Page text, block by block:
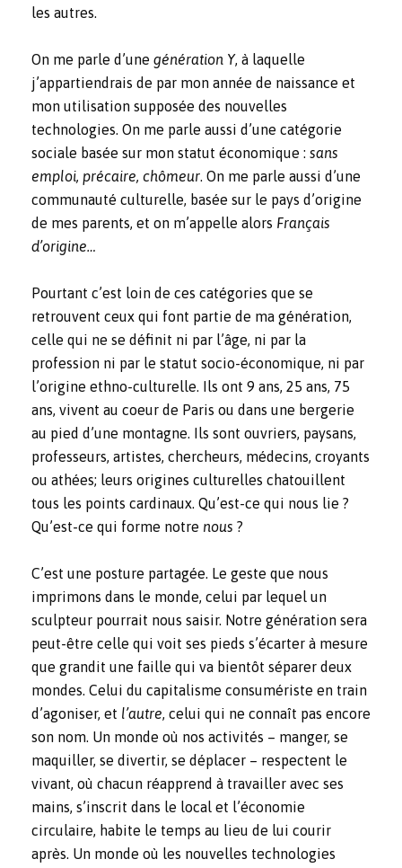
les autres.
On me parle d’une génération Y, à laquelle
j’appartiendrais de par mon année de naissance et
mon utilisation supposée des nouvelles
technologies. On me parle aussi d’une catégorie
sociale basée sur mon statut économique : sans
emploi, précaire, chômeur. On me parle aussi d’une
communauté culturelle, basée sur le pays d’origine
de mes parents, et on m’appelle alors Français
d’origine…
Pourtant c’est loin de ces catégories que se
retrouvent ceux qui font partie de ma génération,
celle qui ne se définit ni par l’âge, ni par la
profession ni par le statut socio-économique, ni par
l’origine ethno-culturelle. Ils ont 9 ans, 25 ans, 75
ans, vivent au coeur de Paris ou dans une bergerie
au pied d’une montagne. Ils sont ouvriers, paysans,
professeurs, artistes, chercheurs, médecins, croyants
ou athées; leurs origines culturelles chatouillent
tous les points cardinaux. Qu’est-ce qui nous lie ?
Qu’est-ce qui forme notre nous ?
C’est une posture partagée. Le geste que nous
imprimons dans le monde, celui par lequel un
sculpteur pourrait nous saisir. Notre génération sera
peut-être celle qui voit ses pieds s’écarter à mesure
que grandit une faille qui va bientôt séparer deux
mondes. Celui du capitalisme consumériste en train
d’agoniser, et l’autre, celui qui ne connaît pas encore
son nom. Un monde où nos activités – manger, se
maquiller, se divertir, se déplacer – respectent le
vivant, où chacun réapprend à travailler avec ses
mains, s’inscrit dans le local et l’économie
circulaire, habite le temps au lieu de lui courir
après. Un monde où les nouvelles technologies